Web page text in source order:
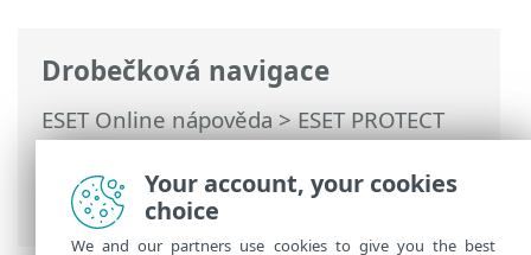
Drobečková navigace
ESET Online nápověda>ESET PROTECT
On-Prem>Začínáme>Nasazení ESET
Management Agenta>Lokální nasazení
> Vytvoření instalačního skriptu agenta
Your account, your cookies
choice
We and our partners use cookies to give you the best